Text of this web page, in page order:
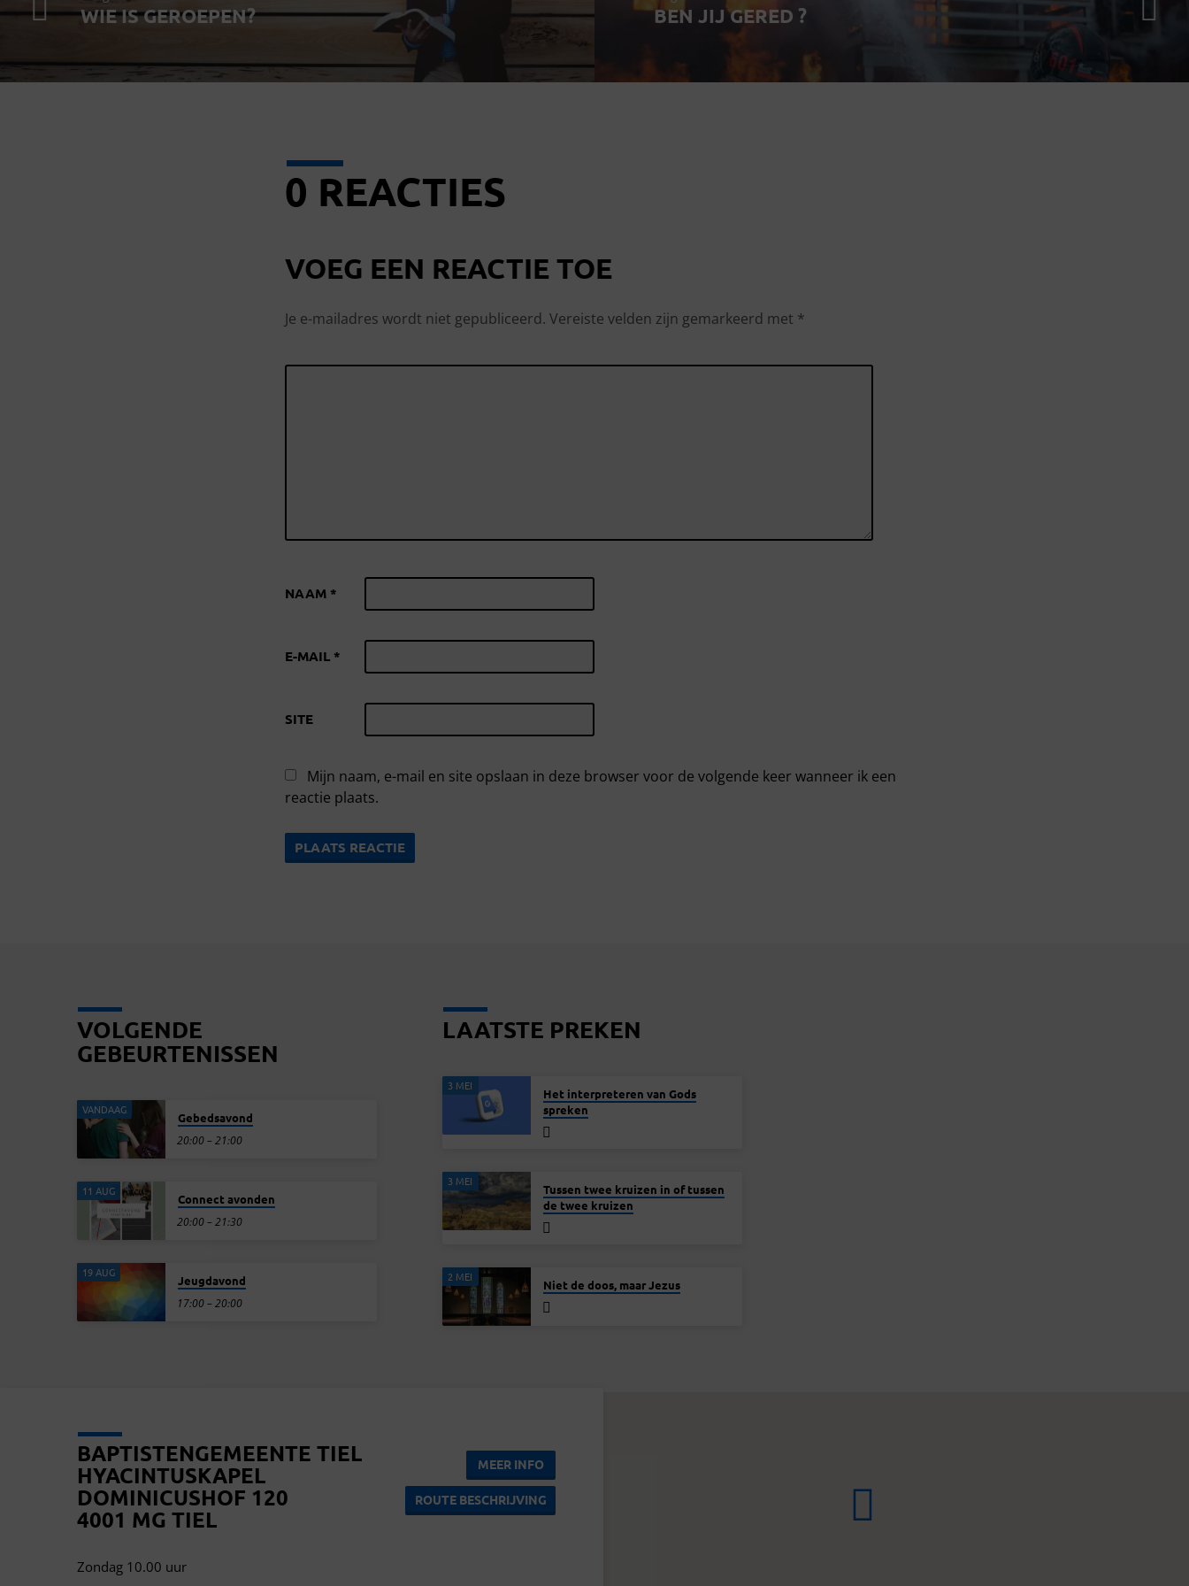
WIE IS GEROEPEN? BEN JIJ GERED ?
0 REACTIES
VOEG EEN REACTIE TOE
Je e-mailadres wordt niet gepubliceerd. Vereiste velden zijn gemarkeerd met *
NAAM *
E-MAIL *
SITE
Mijn naam, e-mail en site opslaan in deze browser voor de volgende keer wanneer ik een
reactie plaats.
VOLGENDE
GEBEURTENISSEN
VANDAAG
Gebedsavond
20:00 – 21:00
11 AUG
Connect avonden
20:00 – 21:30
19 AUG
Jeugdavond
17:00 – 20:00
LAATSTE PREKEN
3 MEI
Het interpreteren van Gods
spreken
3 MEI
Tussen twee kruizen in of tussen
de twee kruizen
2 MEI
Niet de doos, maar Jezus
BAPTISTENGEMEENTE TIEL
HYACINTUSKAPEL
DOMINICUSHOF 120
4001 MG TIEL
MEER INFO
ROUTE BESCHRIJVING
Zondag 10.00 uur